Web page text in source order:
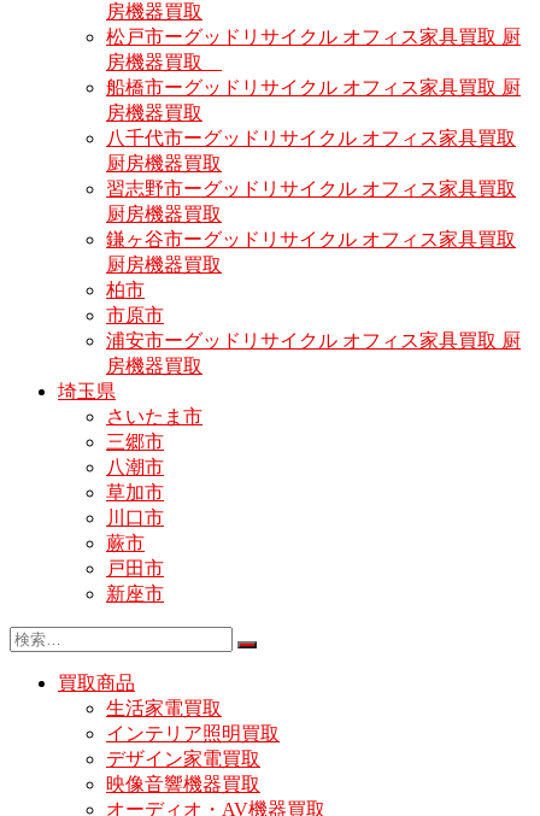
房機器買取
松戸市ーグッドリサイクル オフィス家具買取 厨
房機器買取
船橋市ーグッドリサイクル オフィス家具買取 厨
房機器買取
八千代市ーグッドリサイクル オフィス家具買取
厨房機器買取
習志野市ーグッドリサイクル オフィス家具買取
厨房機器買取
鎌ヶ谷市ーグッドリサイクル オフィス家具買取
厨房機器買取
柏市
市原市
浦安市ーグッドリサイクル オフィス家具買取 厨
房機器買取
埼玉県
さいたま市
三郷市
八潮市
草加市
川口市
蕨市
戸田市
新座市
買取商品
生活家電買取
インテリア照明買取
デザイン家電買取
映像音響機器買取
オーディオ・AV機器買取